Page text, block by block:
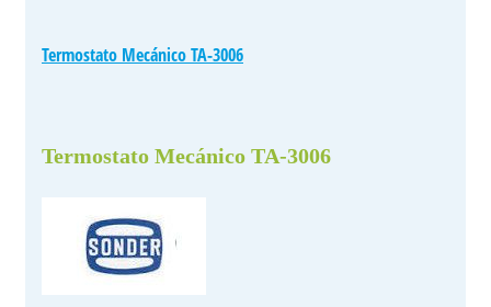
Termostato Mecánico TA-3006
Termostato Mecánico TA-3006